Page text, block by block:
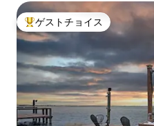
大好評のゲストチョイスです。
ゲストチョイス